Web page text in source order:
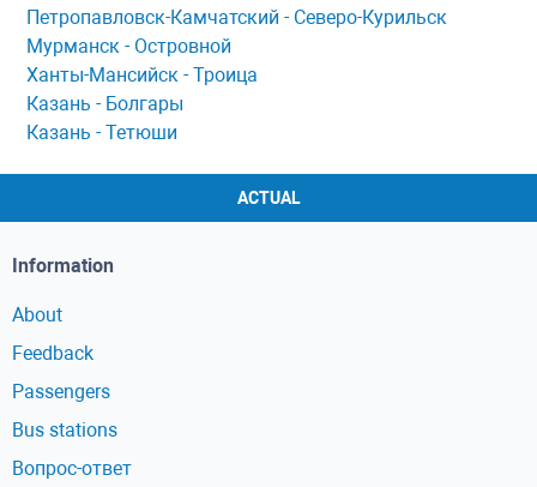
Петропaвловск-Кaмчaтский - Северо-Курильск
Мурманск - Островной
Ханты-Мансийск - Троица
Казань - Болгары
Казань - Тетюши
ACTUAL
Information
About
Feedback
Passengers
Bus stations
Вопрос-ответ